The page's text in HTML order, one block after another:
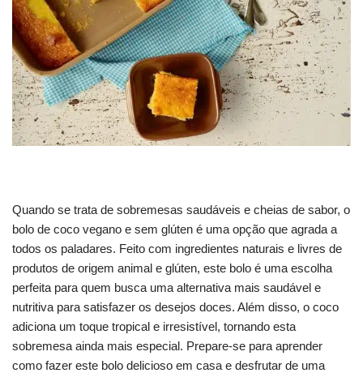
Quando se trata de sobremesas saudáveis e cheias de sabor, o
bolo de coco vegano e sem glúten é uma opção que agrada a
todos os paladares. Feito com ingredientes naturais e livres de
produtos de origem animal e glúten, este bolo é uma escolha
perfeita para quem busca uma alternativa mais saudável e
nutritiva para satisfazer os desejos doces. Além disso, o coco
adiciona um toque tropical e irresistível, tornando esta
sobremesa ainda mais especial. Prepare-se para aprender
como fazer este bolo delicioso em casa e desfrutar de uma